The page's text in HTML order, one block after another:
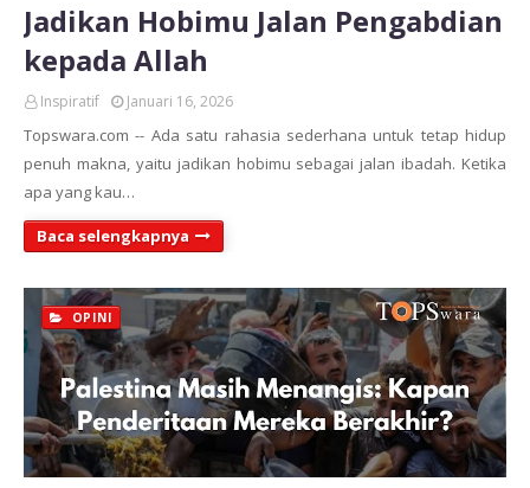
Jadikan Hobimu Jalan Pengabdian
kepada Allah
Inspiratif Januari 16, 2026
Topswara.com -- Ada satu rahasia sederhana untuk tetap hidup
penuh makna, yaitu jadikan hobimu sebagai jalan ibadah. Ketika
apa yang kau…
Baca selengkapnya
OPINI